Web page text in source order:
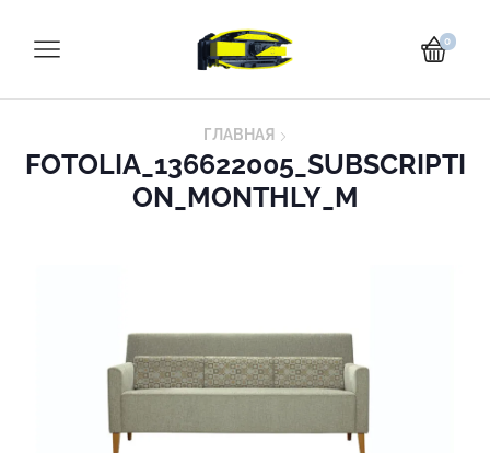
0
ГЛАВНАЯ
FOTOLIA_136622005_SUBSCRIPTI
ON_MONTHLY_M